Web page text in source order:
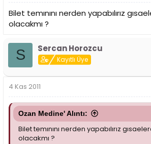
Bilet temınını nerden yapabılırız
olacakmı ?
S Sercan Horozcu
Kayıtlı Üye
4 Kas 2011
Ozan Medine' Alıntı:
Bilet temınını nerden yapabılırız
olacakmı ?